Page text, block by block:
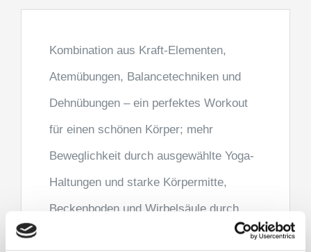
Kombination aus Kraft-Elementen,
Atemübungen, Balancetechniken und
Dehnübungen – ein perfektes Workout
für einen schönen Körper; mehr
Beweglichkeit durch ausgewählte Yoga-
Haltungen und starke Körpermitte,
Beckenboden und Wirbelsäule durch
gezielte Pilates-Übungen; harmonische,